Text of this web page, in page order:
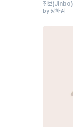
진보(Jinbo)
by 정하림